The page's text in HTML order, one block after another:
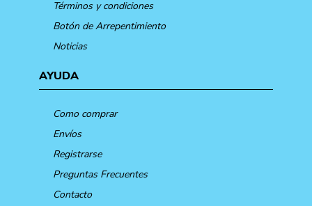
Términos y condiciones
Botón de Arrepentimiento
Noticias
AYUDA
Como comprar
Envíos
Registrarse
Preguntas Frecuentes
Contacto